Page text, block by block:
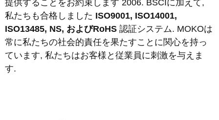
提供することをお約束します 2006. BSCIに加えて,
私たちも合格しました ISO9001, ISO14001,
ISO13485, NS, およびRoHS 認証システム. MOKOは
常に私たちの社会的責任を果たすことに関心を持っ
ています, 私たちはお客様と従業員に刺激を与えま
す.